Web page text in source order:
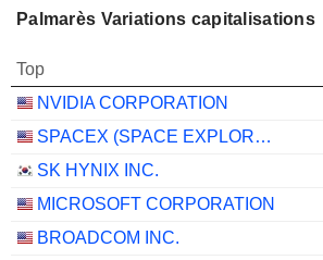
Palmarès Variations capitalisations
Top
NVIDIA CORPORATION
SPACEX (SPACE EXPLORATION TECHNOLOGIES)
SK HYNIX INC.
MICROSOFT CORPORATION
BROADCOM INC.